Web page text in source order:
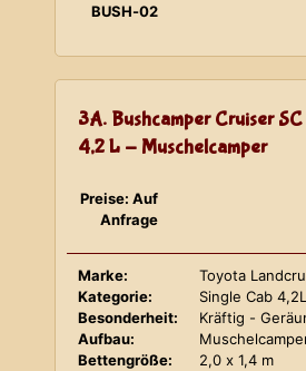
BUSH-02
3A. Bushcamper Cruiser SC
4,2 L - Muschelcamper
Preise: Auf
Anfrage
Marke:
Toyota
Kategorie:
Single Cab 4,2L
Besonderheit:
Kräftig -
Aufbau:
Bettengröße:
2,0 x 1,4 m